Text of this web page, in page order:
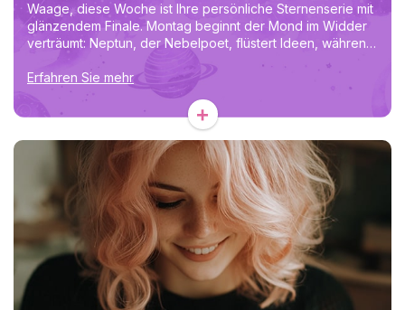
Waage, diese Woche ist Ihre persönliche Sternenserie mit
glänzendem Finale. Montag beginnt der Mond im Widder
verträumt: Neptun, der Nebelpoet, flüstert Ideen, während
Jupiter Ihnen am Mittag Mut zuschiebt. Dienstag verlangt
Saturn, der strenge Terminplaner, klare Grenzen in
Partnerschaften. Am Donnerstag räumt der abnehmende
Stiermond Schubladen und Gefühle auf, dann zieht Ihre
Herrscherin Venus in die Waage ein – endlich Heimspiel!
Freitag verleiht Sonne-Saturn Plänen Rückgrat. Sonntag
wechselt Merkur in den Löwen; Gespräche werden
mutiger. Gegen Abend kündigt Venus’ Trigon zu Pluto am
Montag tiefe, wundervolle Erneuerung an.
🌟 Vollständige Analyse Ihrer Traumsymbole - Unsere
Experten entschlüsseln Ihre Träume • 1€
Erfahren Sie mehr
+